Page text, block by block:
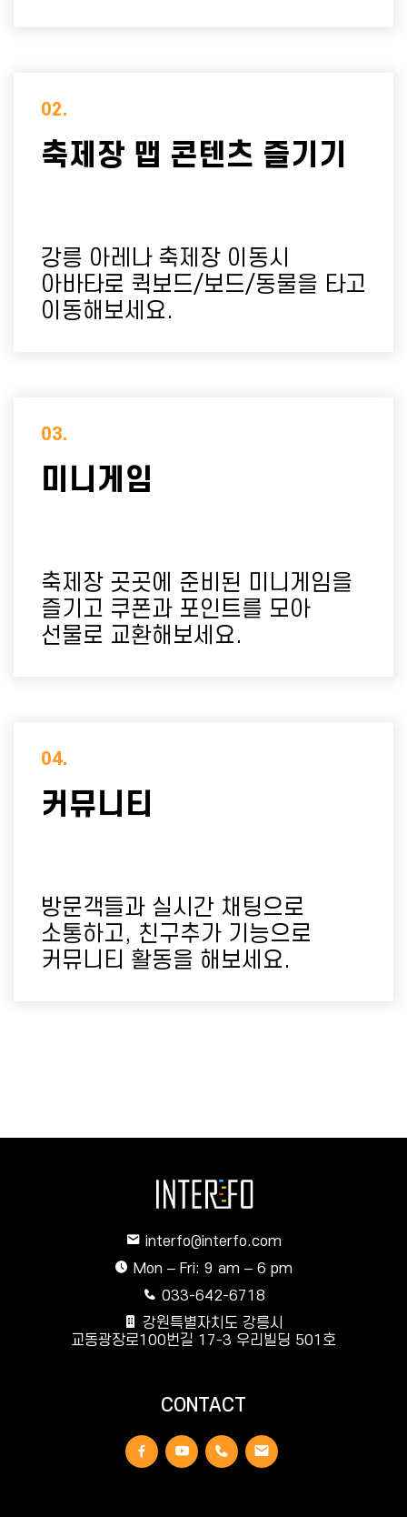
02.
축제장 맵 콘텐츠 즐기기
강릉 아레나 축제장 이동시
아바타로 퀵보드/보드/동물을 타고
이동해보세요.
03.
미니게임
축제장 곳곳에 준비된 미니게임을
즐기고 쿠폰과 포인트를 모아
선물로 교환해보세요.
04.
커뮤니티
방문객들과 실시간 채팅으로
소통하고, 친구추가 기능으로
커뮤니티 활동을 해보세요.
interfo@interfo.com
Mon – Fri: 9 am – 6 pm
033-642-6718
강원특별자치도 강릉시
교동광장로100번길 17-3 우리빌딩 501호
CONTACT